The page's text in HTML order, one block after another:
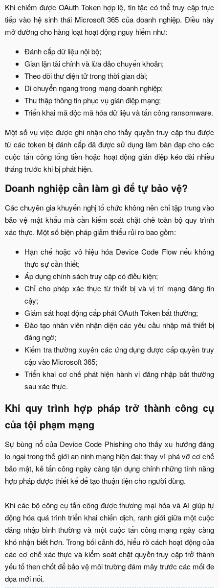
Khi chiếm được OAuth Token hợp lệ, tin tặc có thể truy cập trực
tiếp vào hệ sinh thái Microsoft 365 của doanh nghiệp. Điều này
mở đường cho hàng loạt hoạt động nguy hiểm như:​
Đánh cắp dữ liệu nội bộ;​
Gian lận tài chính và lừa đảo chuyển khoản;​
Theo dõi thư điện tử trong thời gian dài;​
Di chuyển ngang trong mạng doanh nghiệp;​
Thu thập thông tin phục vụ gián điệp mạng;​
Triển khai mã độc mã hóa dữ liệu và tấn công ransomware.​
Một số vụ việc được ghi nhận cho thấy quyền truy cập thu được
từ các token bị đánh cắp đã được sử dụng làm bàn đạp cho các
cuộc tấn công tống tiền hoặc hoạt động gián điệp kéo dài nhiều
tháng trước khi bị phát hiện.​
Doanh nghiệp cần làm gì để tự bảo vệ?​
Các chuyên gia khuyến nghị tổ chức không nên chỉ tập trung vào
bảo vệ mật khẩu mà cần kiểm soát chặt chẽ toàn bộ quy trình
xác thực. Một số biện pháp giảm thiểu rủi ro bao gồm:​
Hạn chế hoặc vô hiệu hóa Device Code Flow nếu không
thực sự cần thiết;​
Áp dụng chính sách truy cập có điều kiện;​
Chỉ cho phép xác thực từ thiết bị và vị trí mạng đáng tin
cậy;​
Giám sát hoạt động cấp phát OAuth Token bất thường;​
Đào tạo nhân viên nhận diện các yêu cầu nhập mã thiết bị
đáng ngờ;​
Kiểm tra thường xuyên các ứng dụng được cấp quyền truy
cập vào Microsoft 365;​
Triển khai cơ chế phát hiện hành vi đăng nhập bất thường
sau xác thực.​
Khi quy trình hợp pháp trở thành công cụ
của tội phạm mạng​
Sự bùng nổ của Device Code Phishing cho thấy xu hướng đáng
lo ngại trong thế giới an ninh mạng hiện đại: thay vì phá vỡ cơ chế
bảo mật, kẻ tấn công ngày càng tận dụng chính những tính năng
hợp pháp được thiết kế để tạo thuận tiện cho người dùng.
Khi các bộ công cụ tấn công được thương mại hóa và AI giúp tự
động hóa quá trình triển khai chiến dịch, ranh giới giữa một cuộc
đăng nhập bình thường và một cuộc tấn công mạng ngày càng
khó nhận biết hơn. Trong bối cảnh đó, hiểu rõ cách hoạt động của
các cơ chế xác thực và kiểm soát chặt quyền truy cập trở thành
yếu tố then chốt để bảo vệ môi trường đám mây trước các mối đe
dọa mới nổi.​